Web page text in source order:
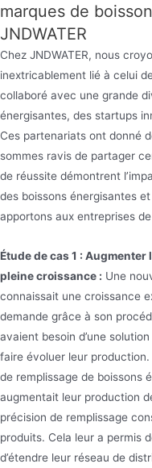
marques de
JNDWATER
Chez JNDWATER, nous
inextricablement lié à celui
collaboré avec une grande
énergisantes, des startups
Ces partenariats ont donné
sommes ravis de partager
de réussite démontrent
des boissons énergisantes
apportons aux entreprises
Étude de cas 1 :
pleine croissance : Une
connaissait une croissance
demande grâce à son
avaient besoin d’une
faire évoluer leur production.
de remplissage de boissons
augmentait leur production
précision de remplissage
produits. Cela leur a permis
d’étendre leur réseau de